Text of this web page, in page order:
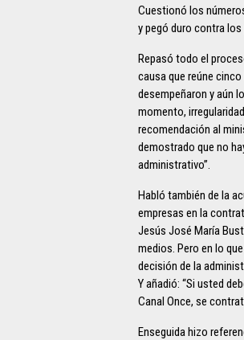
Cuestionó los
y pegó duro contra
Repasó todo el
causa que reúne
desempeñaron y aún
momento,
recomendación al
demostrado que no
administrativo”.
Habló también de la
empresas en la
Jesús José María
medios. Pero en lo
decisión de la
Y añadió: “Si usted
Canal Once, se
Enseguida hizo